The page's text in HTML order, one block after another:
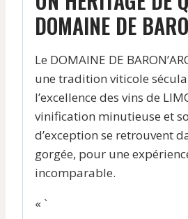
DOMAINE DE
Le DOMAINE DE
une tradition viticole
l’excellence des vins de
vinification minutieuse et
d’exception se retrouvent
gorgée, pour une
incomparable.
« `